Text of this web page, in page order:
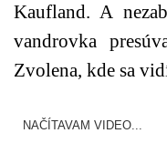
Kaufland. A
vandrovka
Zvolena, kde sa
NAČÍTAVAM VIDEO...